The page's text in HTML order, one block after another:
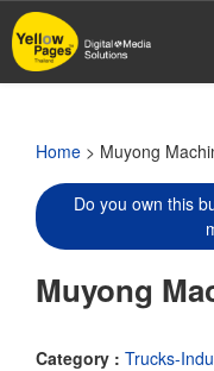
Skip
to
main
Home > Muyong
Do you own this
Muyong
Category : Trucks-